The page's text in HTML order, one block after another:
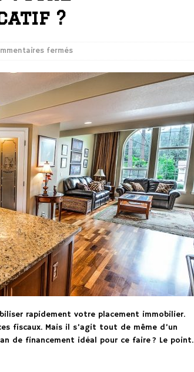
?
fermés
rapidement votre placement immobilier.
fiscaux. Mais il s’agit tout de même d’un
de financement idéal pour ce faire ? Le point.